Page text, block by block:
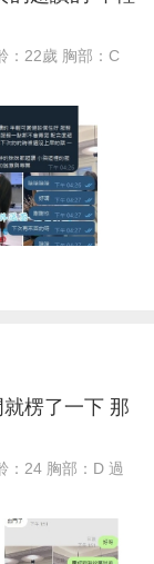
：22歲 胸部：C
楞了一下 那
：24 胸部：D 過